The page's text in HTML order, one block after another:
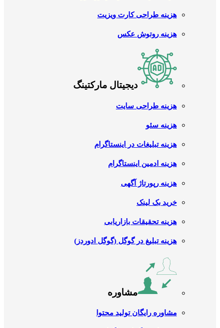
هزینه طراحی کارت ویزیت
هزینه روتوش عکس
دیجیتال مارکتینگ
هزینه طراحی سایت
هزینه سئو
هزینه تبلیغات در اینستاگرام
هزینه ادمین اینستاگرام
هزینه رپورتاژ آگهی
خرید بک لینک
هزینه تحقیقات بازاریابی
هزینه تبلیغ در گوگل (گوگل ادوردز)
مشاوره
مشاوره رایگان تولید محتوا